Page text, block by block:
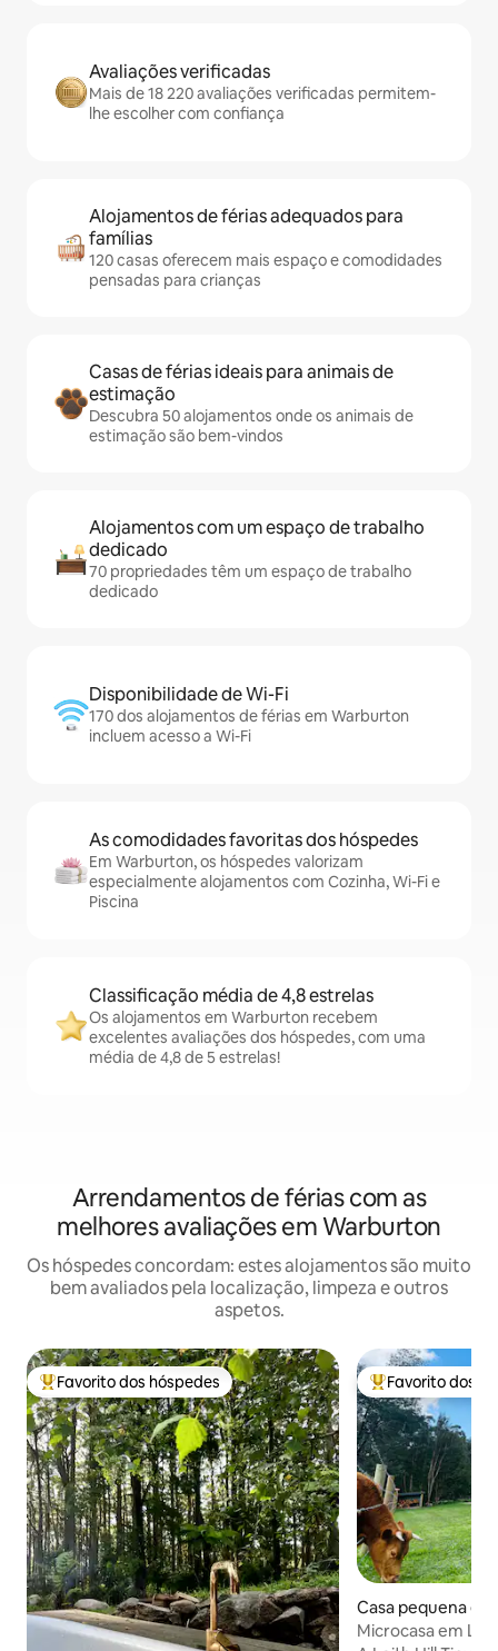
Avaliações verificadas
Mais de 18 220 avaliações verificadas permitem-
lhe escolher com confiança
Alojamentos de férias adequados para
famílias
120 casas oferecem mais espaço e comodidades
pensadas para crianças
Casas de férias ideais para animais de
estimação
Descubra 50 alojamentos onde os animais de
estimação são bem-vindos
Alojamentos com um espaço de trabalho
dedicado
70 propriedades têm um espaço de trabalho
dedicado
Disponibilidade de Wi-Fi
170 dos alojamentos de férias em Warburton
incluem acesso a Wi-Fi
As comodidades favoritas dos hóspedes
Em Warburton, os hóspedes valorizam
especialmente alojamentos com Cozinha, Wi-Fi e
Piscina
Classificação média de 4,8 estrelas
Os alojamentos em Warburton recebem
excelentes avaliações dos hóspedes, com uma
média de 4,8 de 5 estrelas!
Arrendamentos de férias com as
melhores avaliações em Warburton
Os hóspedes concordam: estes alojamentos são muito
bem avaliados pela localização, limpeza e outros
aspetos.
Favoritos dos hóspedes mais apreciados
Favorito dos hóspedes Favoritos dos
Favorito dos
Casa pequena em
burton
Microcasa em